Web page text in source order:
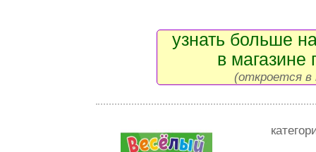
узнать больше
в магазине
(откроется в